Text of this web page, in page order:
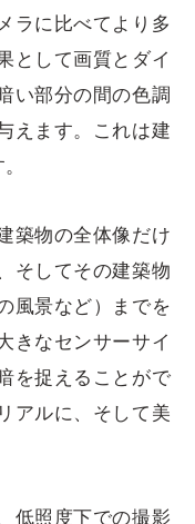
ラに比べてより多
として画質とダイ
い部分の間の色調
えます。これは建
築物の全体像だけ
そしてその建築物
風景など）までを
きなセンサーサイ
を捉えることがで
アルに、そして美
低照度下での撮影